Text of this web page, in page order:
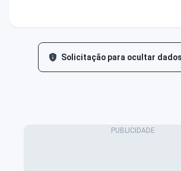
Solicitação para ocultar